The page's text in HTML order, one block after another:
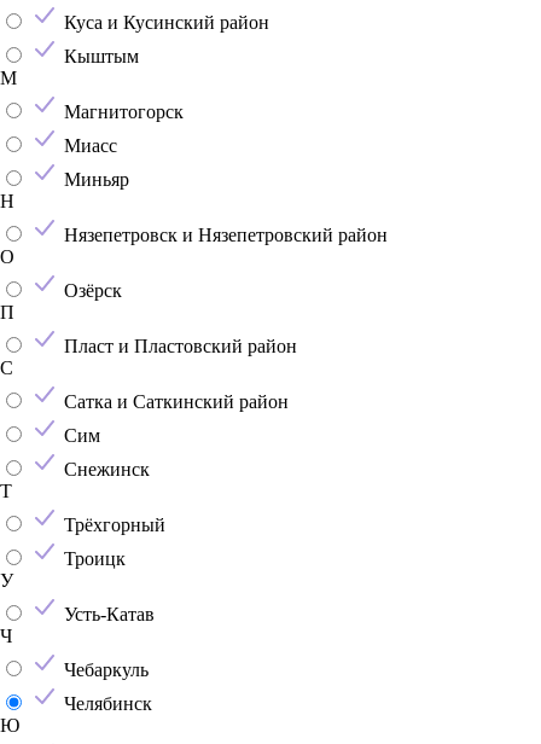
Куса и Кусинский район
Кыштым
М
Магнитогорск
Миасс
Миньяр
Н
Нязепетровск и Нязепетровский район
О
Озёрск
П
Пласт и Пластовский район
С
Сатка и Саткинский район
Сим
Снежинск
Т
Трёхгорный
Троицк
У
Усть-Катав
Ч
Чебаркуль
Челябинск
Ю